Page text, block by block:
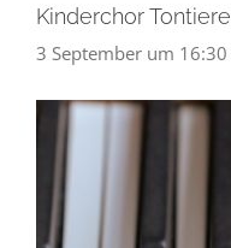
Kinderchor Tontiere
3 September um 16:30